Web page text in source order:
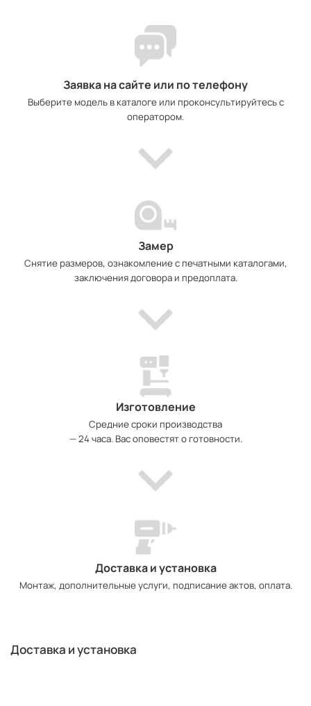
Заявка на сайте или по телефону
Выберите модель в каталоге или проконсультируйтесь с
оператором.
Замер
Снятие размеров, ознакомление с печатными каталогами,
заключения договора и предоплата.
Изготовление
Средние сроки производства
— 24 часа. Вас оповестят о готовности.
Доставка и установка
Монтаж, дополнительные услуги, подписание актов, оплата.
Доставка и установка